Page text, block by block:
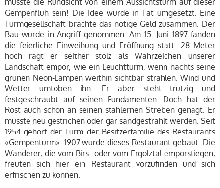
müsste die Rundsicht von einem Aussichtsturm auf dieser
Gempenfluh sein! Die Idee wurde in Tat umgesetzt. Eine
Turmgesellschaft brachte das nötige Geld zusammen. Der
Bau wurde in Angriff genommen. Am 15. Juni 1897 fanden
die feierliche Einweihung und Eröffnung statt. 28 Meter
hoch ragt er seither stolz als Wahrzeichen unserer
Landschaft empor, wie ein Leuchtturm, wenn nachts seine
grünen Neon-Lampen weithin sichtbar strahlen. Wind und
Wetter umtoben ihn. Er aber steht trutzig und
festgeschraubt auf seinen Fundamenten. Doch hat der
Rost auch schon an seinen stählernen Streben genagt. Er
musste neu gestrichen oder gar sandgestrahlt werden. Seit
1954 gehört der Turm der Besitzerfamilie des Restaurants
«Gempenturm». 1907 wurde dieses Restaurant gebaut. Die
Wanderer, die vom Birs- oder vom Ergolztal emporstiegen,
freuten sich hier ein Restaurant vorzufinden und sich
erfrischen zu können.